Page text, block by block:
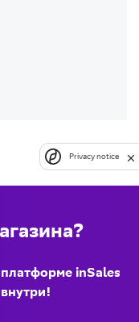
inSales
Privacy notice